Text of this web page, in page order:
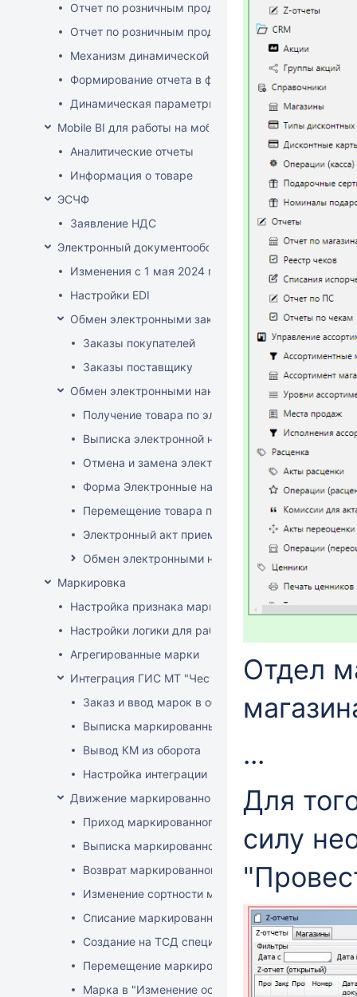
Отчет по розничным продажам с детализацией по
Отчет по розничным продажам с детализацией по
Механизм динамической фильтрации и
Формирование отчета в файле XLSX-формата
Динамическая параметризация отображаемых в
Mobile BI для работы на мобильных устройствах
Аналитические отчеты
Информация о товаре
ЭСЧФ
Заявление НДС
Электронный документооборот (РБ)
Изменения с 1 мая 2024 года
Настройки EDI
Обмен электронными заказами
Заказы покупателей
Заказы поставщику
Обмен электронными накладными
Получение товара по электронной накладной
Выписка электронной накладной
Отмена и замена электронной накладной
Форма Электронные накладные EDI
Перемещение товара по электронной накладной
Электронный акт приемки
Обмен электронными накладными с
Маркировка
Настройка признака маркировки для товаров
Настройки логики для работы с маркированным
Агрегированные марки
Интеграция ГИС МТ "Честный знак" (РФ)
Заказ и ввод марок в оборот
Выписка маркированных товаров
Вывод КМ из оборота
Настройка интеграции
Движение маркированного товара
Приход маркированного товара
Выписка маркированного товара
Возврат маркированного товара
Изменение сортности маркированного товара
Списание маркированного товара
Создание на ТСД спецификации документа с
Перемещение маркированного товара
Марка в "Изменение остатков"
Отдел
...
Для
силу